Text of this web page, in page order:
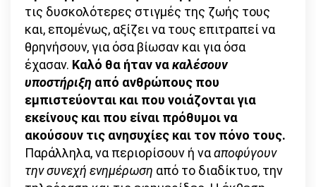
τις δυσκολότερες στιγμές της ζωής τους
και, επομένως, αξίζει να τους επιτραπεί να
θρηνήσουν, για όσα βίωσαν και για όσα
έχασαν. Καλό θα ήταν νακαλέσουν
υποστήριξη από ανθρώπους που
εμπιστεύονται και που νοιάζονται για
εκείνους και που είναι πρόθυμοι να
ακούσουν τις ανησυχίες και τον πόνο τους.
Παράλληλα, να περιορίσουν ή νααποφύγουν
την συνεχή ενημέρωση από το διαδίκτυο, την